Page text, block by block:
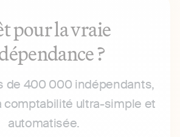
pour la vraie
?
de 400 000 indépendants,
comptabilité ultra-simple et
automatisée.